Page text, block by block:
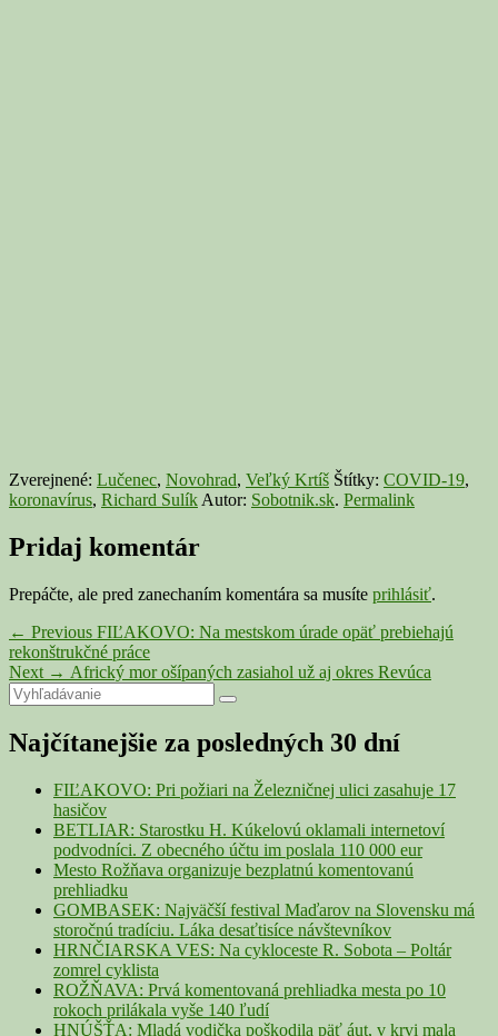
Zverejnené: Lučenec, Novohrad, Veľký Krtíš Štítky: COVID-19,
koronavírus, Richard Sulík Autor: Sobotnik.sk. Permalink
Pridaj komentár
Prepáčte, ale pred zanechaním komentára sa musíte prihlásiť.
Navigácia
v
článku
← Previous Previous
post:
FIĽAKOVO: Na mestskom úrade opäť prebiehajú
rekonštrukčné práce
Next → Next
post:
Africký mor ošípaných zasiahol už aj okres Revúca
Primary
Sidebar
Widget
Area
Search
for:
Search
Najčítanejšie za posledných 30 dní
FIĽAKOVO: Pri požiari na Železničnej ulici zasahuje 17
hasičov
BETLIAR: Starostku H. Kúkelovú oklamali internetoví
podvodníci. Z obecného účtu im poslala 110 000 eur
Mesto Rožňava organizuje bezplatnú komentovanú
prehliadku
GOMBASEK: Najväčší festival Maďarov na Slovensku má
storočnú tradíciu. Láka desaťtisíce návštevníkov
HRNČIARSKA VES: Na cykloceste R. Sobota – Poltár
zomrel cyklista
ROŽŇAVA: Prvá komentovaná prehliadka mesta po 10
rokoch prilákala vyše 140 ľudí
HNÚŠŤA: Mladá vodička poškodila päť áut, v krvi mala